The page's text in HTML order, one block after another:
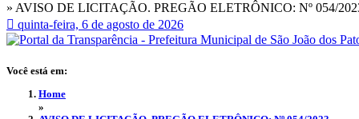
» AVISO DE LICITAÇÃO. PREGÃO ELETRÔNICO: Nº 054/
quinta-feira, 6 de agosto de 2026
Você está em:
Home
»